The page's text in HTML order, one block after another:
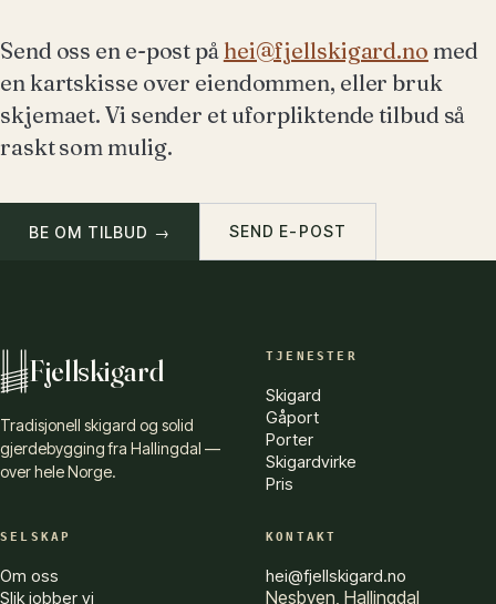
Send oss en e-post på hei@fjellskigard.no med
en kartskisse over eiendommen, eller bruk
skjemaet. Vi sender et uforpliktende tilbud så
raskt som mulig.
BE OM TILBUD → SEND E-POST
Fjellskigard
Tradisjonell skigard og solid
gjerdebygging fra Hallingdal —
over hele Norge.
TJENESTER
Skigard
Gåport
Porter
Skigardvirke
Pris
SELSKAP
Om oss
Slik jobber vi
KONTAKT
hei@fjellskigard.no
Nesbyen, Hallingdal